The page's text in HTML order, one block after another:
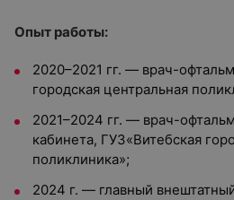
Опыт работы:
2020–2021 гг. — врач-
городская центральная
2021–2024 гг. — врач-
кабинета, ГУЗ«Витебская
поликлиника»;
2024 г. — главный